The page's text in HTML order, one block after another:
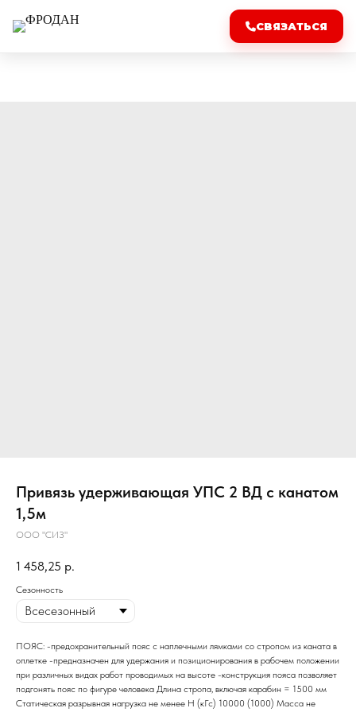
СВЯЗАТЬСЯ
Привязь удерживающая УПС 2 ВД с канатом
1,5м
ООО "СИЗ"
1 458,25 р.
Сезонность
ПОЯС: -предохранительный пояс с наплечными лямками со стропом из каната в
оплетке -предназначен для удержания и позиционирования в рабочем положении
при различных видах работ проводимых на высоте -конструкция пояса позволяет
подгонять пояс по фигуре человека Длина стропа, включая карабин = 1500 мм
Статическая разрывная нагрузка не менее Н (кГс) 10000 (1000) Масса не